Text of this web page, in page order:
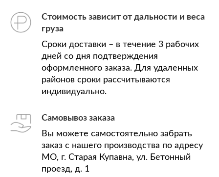
Стоимость зависит от дальности и веса
груза
Сроки доставки – в течение 3 рабочих
дней со дня подтверждения
оформленного заказа. Для удаленных
районов сроки рассчитываются
индивидуально.
Самовывоз заказа
Вы можете самостоятельно забрать
заказ с нашего производства по адресу
МО, г. Старая Купавна, ул. Бетонный
проезд, д. 1